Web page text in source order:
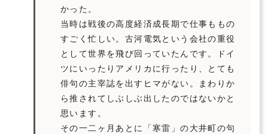
かった。
当時は戦後の高度経済成長期で仕事ももの
すごく忙しい。古河電気という会社の重役
として世界を飛び回っていたんです。ドイ
ツにいったりアメリカに行ったり、とても
俳句の主宰誌を出すヒマがない。まわりか
ら推されてしぶしぶ出したのではないかと
思います。
その一二ヶ月あとに「寒雷」の大井町の句